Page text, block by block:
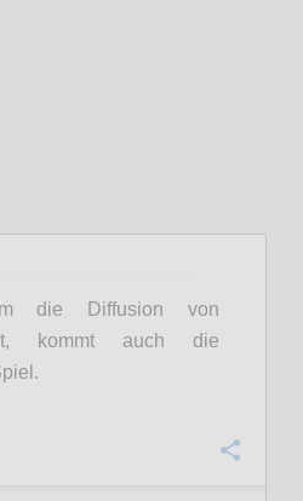
die Diffusion von
kommt auch die